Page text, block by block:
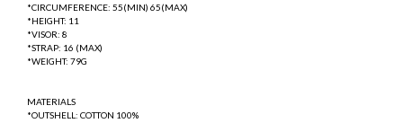
*CIRCUMFERENCE: 55(MIN) 65(MAX)
*HEIGHT: 11
*VISOR: 8
*STRAP: 16 (MAX)
*WEIGHT: 79G
MATERIALS
*OUTSHELL: COTTON 100%